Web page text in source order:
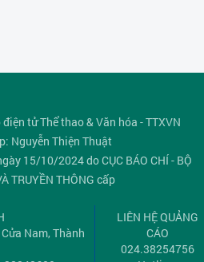
tử Thể thao & Văn hóa - TTXVN
Nguyễn Thiện Thuật
15/10/2024 do CỤC BÁO CHÍ - BỘ
TRUYỀN THÔNG cấp
Nam, Thành
LIÊN HỆ QUẢNG
CÁO
024.38254756